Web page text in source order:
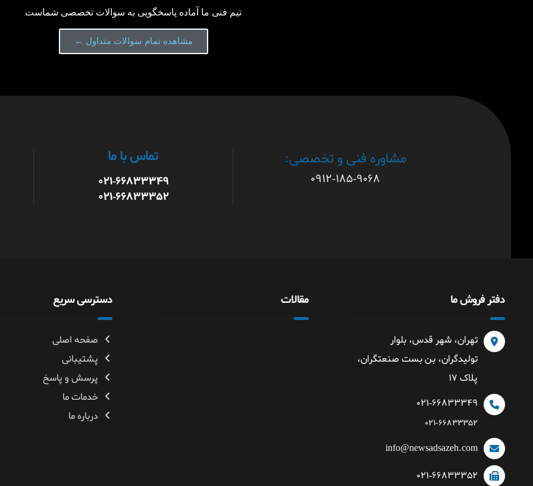
تیم فنی ما آماده پاسخگویی به سوالات تخصصی شماست
مشاهده تمام سوالات متداول ←
مشاوره فنی و تخصصی:
۰۹۱۲-۱۸۵-۹۰۶۸
تماس با ما
۰۲۱-۶۶۸۳۳۳۴۹
۰۲۱-۶۶۸۳۳۳۵۲
دفتر فروش ما
تهران، شهر قدس، بلوار
تولیدگران، بن بست صنعتگران،
پلاک ۱۷
۰۲۱-۶۶۸۳۳۳۴۹
۰۲۱-۶۶۸۳۳۳۵۲
info@newsadsazeh.com
۰۲۱-۶۶۸۳۳۳۵۲
مقالات دسترسی سریع
صفحه اصلی
پشتیبانی
پرسش و پاسخ
خدمات ما
درباره ما